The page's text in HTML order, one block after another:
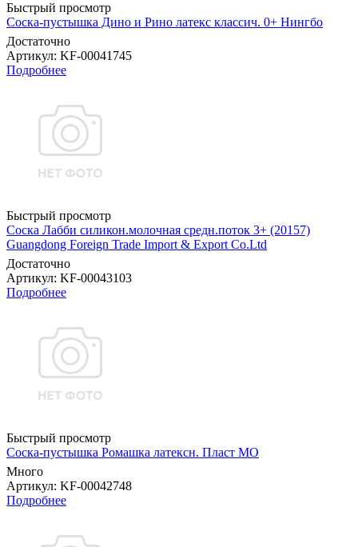
Быстрый просмотр
Соска-пустышка Дино и Рино латекс классич. 0+ Нингбо
Достаточно
Артикул: KF-00041745
Подробнее
Быстрый просмотр
Соска Лабби силикон.молочная средн.поток 3+ (20157)
Guangdong Foreign Trade Import & Export Co.Ltd
Достаточно
Артикул: KF-00043103
Подробнее
Быстрый просмотр
Соска-пустышка Ромашка латексн. Пласт МО
Много
Артикул: KF-00042748
Подробнее